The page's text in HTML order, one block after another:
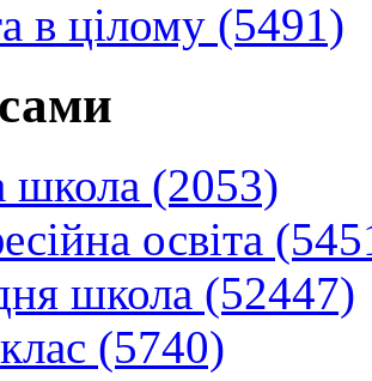
в цілому (5491)
(2053)
освіта
школа (52447)
(5740)